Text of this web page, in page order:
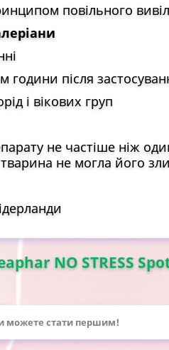
повільного
години після
і вікових груп
не частіше ніж
не могла його
NO STRESS
можете стати першим!